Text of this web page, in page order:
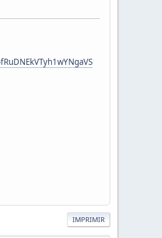
IMPRIMIR